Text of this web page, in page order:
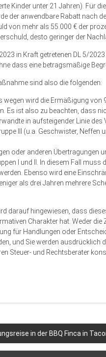
Kinder unter 21 Jahren). Für
der anwendbare Rabatt nach
von mehr als 55.000 € der
desto geringer der
in Kraft getretenen DL 5/
dass eine betragsmäßige
sind also die folgenden:
wird die Ermäßigung von
Es ist also zu beachten, dass
in aufsteigender Linie
III (u.a. Geschwister,
oder anderen Übertragungen
I und II. In diesem Fall
Ebenso wird eine
als drei Jahren mehrere
darauf hingewiesen, dass
Charakter hat. Weder
für Handlungen oder
und Sie werden ausdrücklich
Steuer- und Rechtsberater
in der BBQ Finca in